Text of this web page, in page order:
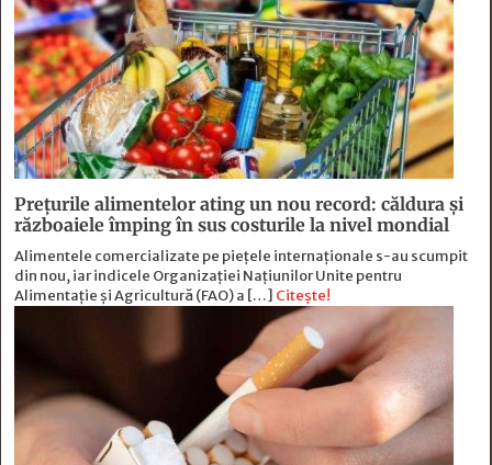
Prețurile alimentelor ating un nou record: căldura și
războaiele împing în sus costurile la nivel mondial
Alimentele comercializate pe piețele internaționale s-au scumpit
din nou, iar indicele Organizației Națiunilor Unite pentru
Alimentație și Agricultură (FAO) a […] Citește!